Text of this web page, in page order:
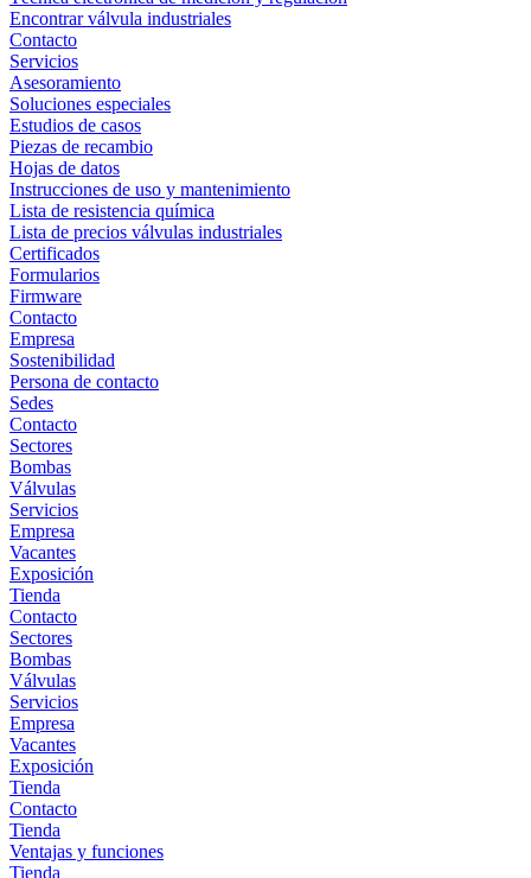
Encontrar válvula industriales
Contacto
Servicios
Asesoramiento
Soluciones especiales
Estudios de casos
Piezas de recambio
Hojas de datos
Instrucciones de uso y mantenimiento
Lista de resistencia química
Lista de precios válvulas industriales
Certificados
Formularios
Firmware
Contacto
Empresa
Sostenibilidad
Persona de contacto
Sedes
Contacto
Sectores
Bombas
Válvulas
Servicios
Empresa
Vacantes
Exposición
Tienda
Contacto
Sectores
Bombas
Válvulas
Servicios
Empresa
Vacantes
Exposición
Tienda
Contacto
Tienda
Ventajas y funciones
Tienda